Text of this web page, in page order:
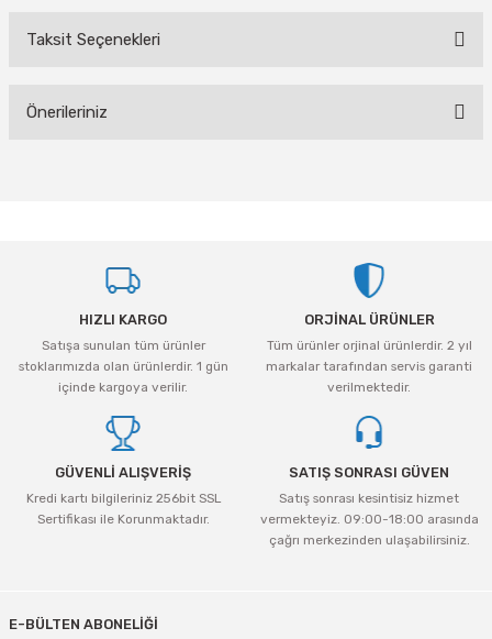
Taksit Seçenekleri
Önerileriniz
Ürün resmi kalitesiz, bozuk veya görüntülenemiyor.
Ürün açıklamasında eksik bilgiler bulunuyor.
Ürün bilgilerinde hatalar bulunuyor.
Ürün fiyatı diğer sitelerden daha pahalı.
Bu ürüne benzer farklı alternatifler olmalı.
HIZLI KARGO
Satışa sunulan tüm ürünler
stoklarımızda olan ürünlerdir. 1 gün
içinde kargoya verilir.
ORJİNAL ÜRÜNLER
Tüm ürünler orjinal ürünlerdir. 2 yıl
markalar tarafından servis garanti
verilmektedir.
GÜVENLİ ALIŞVERİŞ
Kredi kartı bilgileriniz 256bit SSL
Sertifikası ile Korunmaktadır.
SATIŞ SONRASI GÜVEN
Satış sonrası kesintisiz hizmet
vermekteyiz. 09:00-18:00 arasında
çağrı merkezinden ulaşabilirsiniz.
E-BÜLTEN ABONELİĞİ